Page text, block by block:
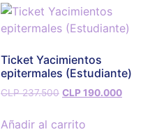
Ticket Yacimientos
epitermales (Estudiante)
CLP237.500 CLP190.000
Añadir al carrito